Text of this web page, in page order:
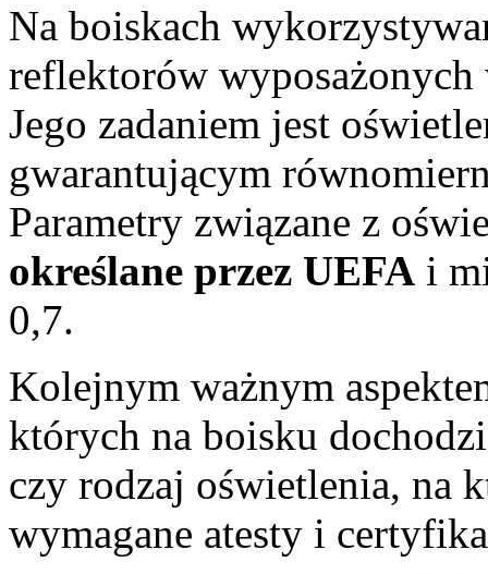
Na boiskach
reflektorów
Jego zadaniem jest
gwarantującym
Parametry związane z
określane przez UEFA i
0,7.
Kolejnym ważnym
których na boisku
czy rodzaj oświetlenia, na
wymagane atesty i